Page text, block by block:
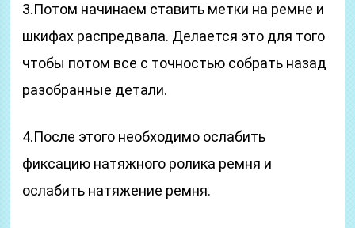
3.Потом начинаем ставить метки на ремне и
шкифах распредвала. Делается это для того
чтобы потом все с точностью собрать назад
разобранные детали.
4.После этого необходимо ослабить
фиксацию натяжного ролика ремня и
ослабить натяжение ремня.